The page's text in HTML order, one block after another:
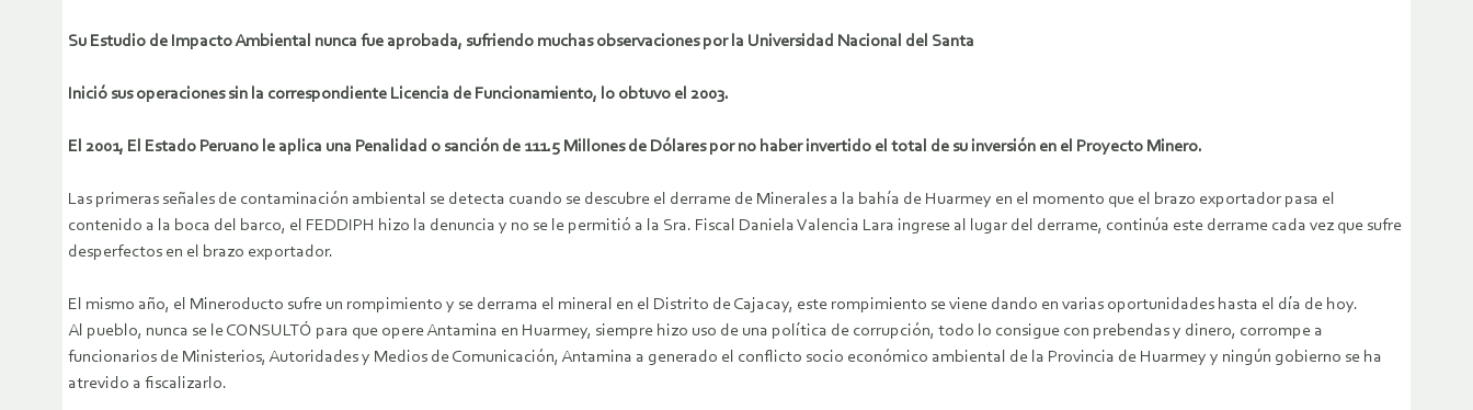
Su Estudio de Impacto Ambiental nunca fue aprobada, sufriendo muchas observaciones por la Universidad Nacional del Santa
Inició sus operaciones sin la correspondiente Licencia de Funcionamiento, lo obtuvo el 2003.
El 2001, El Estado Peruano le aplica una Penalidad o sanción de 111.5 Millones de Dólares por no haber invertido el total de su inversión en el Proyecto Minero.
Las primeras señales de contaminación ambiental se detecta cuando se descubre el derrame de Minerales a la bahía de Huarmey en el momento que el brazo exportador pasa el
contenido a la boca del barco, el FEDDIPH hizo la denuncia y no se le permitió a la Sra. Fiscal Daniela Valencia Lara ingrese al lugar del derrame, continúa este derrame cada vez que sufre
desperfectos en el brazo exportador.
El mismo año, el Mineroducto sufre un rompimiento y se derrama el mineral en el Distrito de Cajacay, este rompimiento se viene dando en varias oportunidades hasta el día de hoy.
Al pueblo, nunca se le CONSULTÓ para que opere Antamina en Huarmey, siempre hizo uso de una política de corrupción, todo lo consigue con prebendas y dinero, corrompe a
funcionarios de Ministerios, Autoridades y Medios de Comunicación, Antamina a generado el conflicto socio económico ambiental de la Provincia de Huarmey y ningún gobierno se ha
atrevido a fiscalizarlo.